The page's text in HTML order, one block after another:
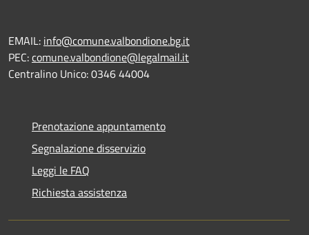
EMAIL: info@comune.valbondione.bg.it
PEC:comune.valbondione@legalmail.it
Centralino Unico: 0346 44004
Prenotazione appuntamento
Segnalazione disservizio
Leggi le FAQ
Richiesta assistenza